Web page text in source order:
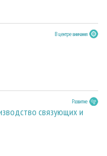
В центре внимания
Развитие
связующих и